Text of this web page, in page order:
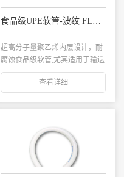
食品级UPE软管-波纹 FLEXNORM UC/10
超高分子量聚乙烯内层设计，耐
腐蚀食品级软管,尤其适用于输送
或抽吸高浓度酒...
查看详细